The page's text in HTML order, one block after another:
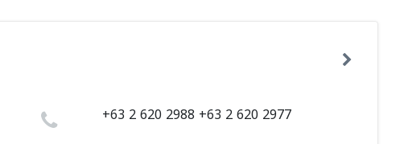
+63 2 620 2988 +63 2 620 2977